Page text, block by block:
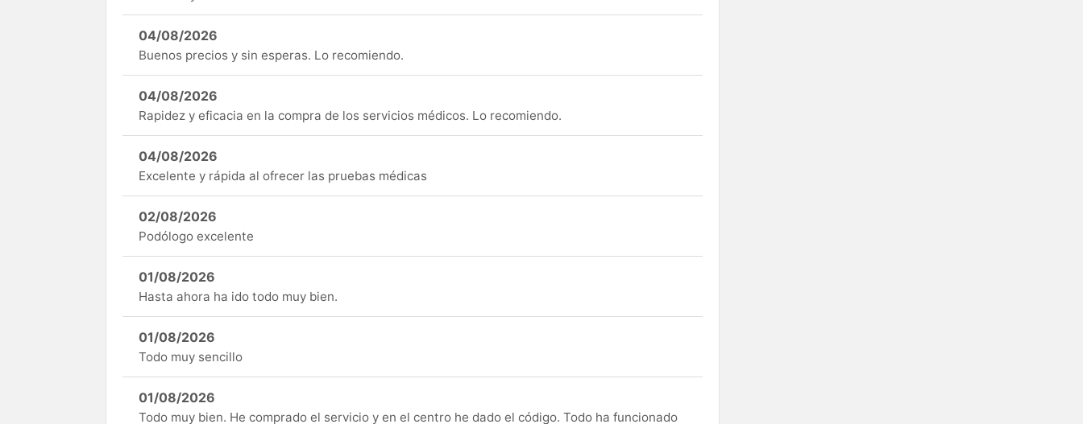
04/08/2026
Buenos precios y sin esperas. Lo recomiendo.
04/08/2026
Rapidez y eficacia en la compra de los servicios médicos. Lo recomiendo.
04/08/2026
Excelente y rápida al ofrecer las pruebas médicas
02/08/2026
Podólogo excelente
01/08/2026
Hasta ahora ha ido todo muy bien.
01/08/2026
Todo muy sencillo
01/08/2026
Todo muy bien. He comprado el servicio y en el centro he dado el código. Todo ha funcionado